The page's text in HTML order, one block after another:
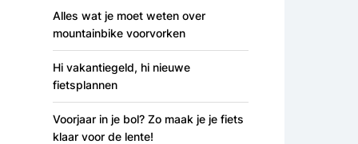
Alles wat je moet weten over
mountainbike voorvorken
Hi vakantiegeld, hi nieuwe
fietsplannen
Voorjaar in je bol? Zo maak je je fiets
klaar voor de lente!